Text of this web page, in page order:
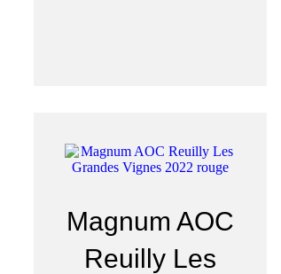
Magnum AOC
Reuilly Les